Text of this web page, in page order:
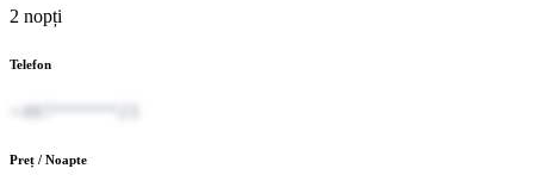
2 nopți
Telefon
+407******23
Preț / Noapte